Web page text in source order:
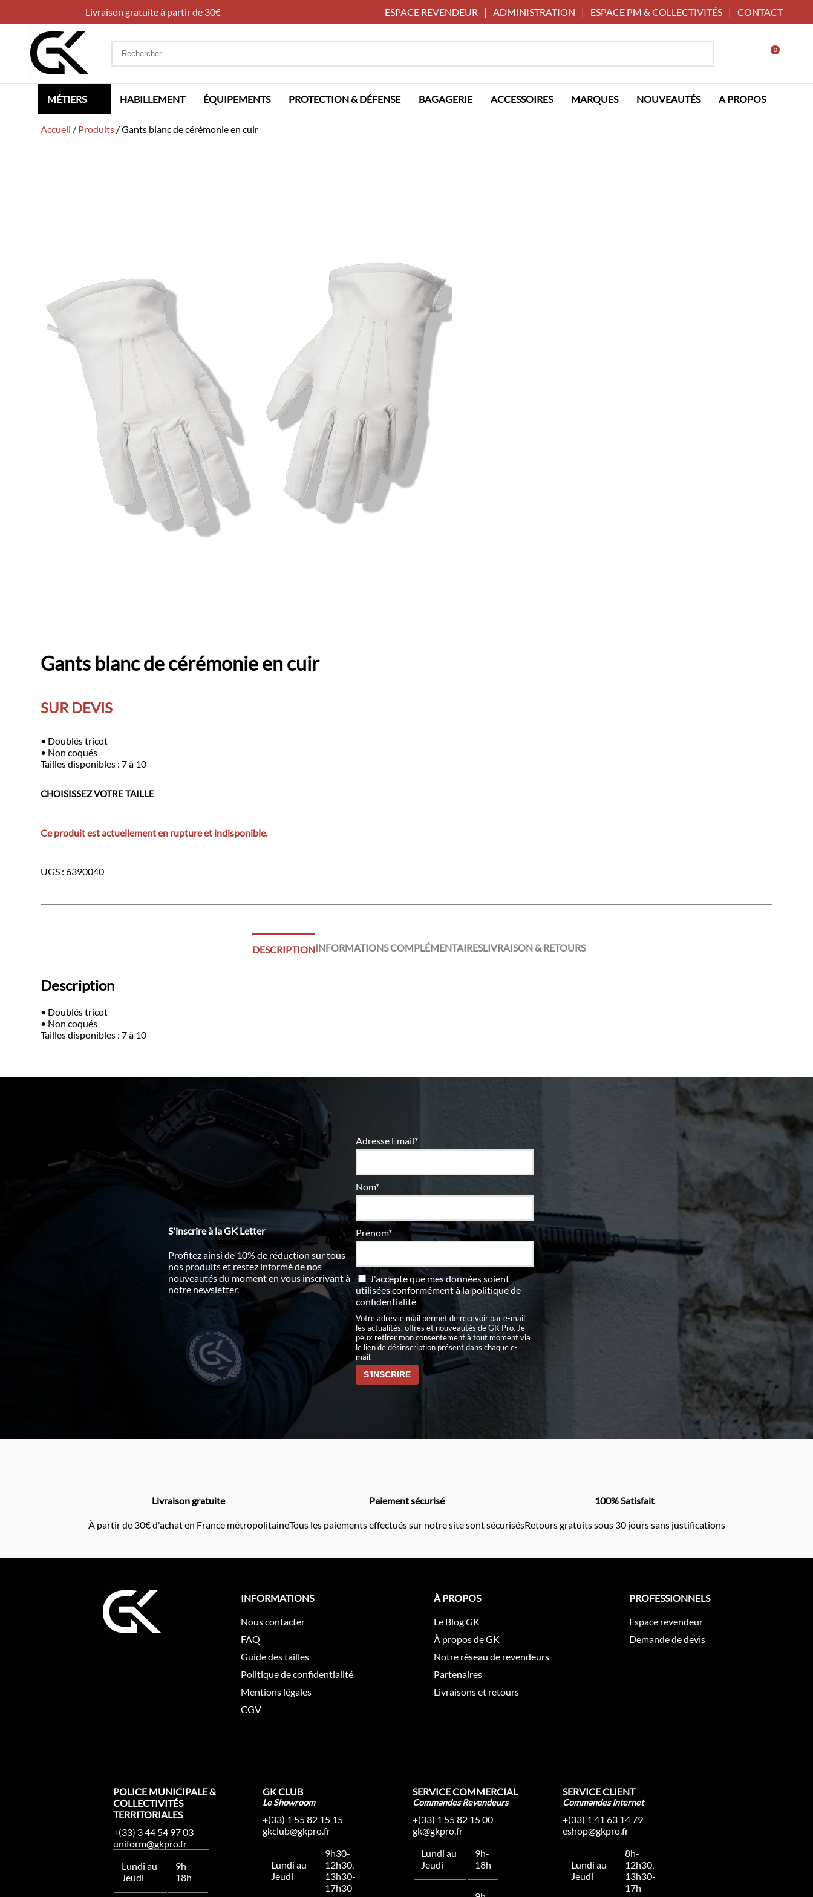
Livraison gratuite à partir de 30€ ESPACE REVENDEUR | ADMINISTRATION | ESPACE PM & COLLECTIVITÉS | CONTACT
Rechercher
0
MÉTIERS HABILLEMENT ÉQUIPEMENTS PROTECTION & DÉFENSE BAGAGERIE ACCESSOIRES MARQUES NOUVEAUTÉS A PROPOS
Accueil / Produits /Gants blanc de cérémonie en cuir
Gants blanc de cérémonie en cuir
SUR DEVIS
• Doublés tricot
• Non coqués
Tailles disponibles : 7 à 10
CHOISISSEZ VOTRE TAILLE
Ce produit est actuellement en rupture et indisponible.
UGS :6390040
DESCRIPTIONINFORMATIONS COMPLÉMENTAIRESLIVRAISON & RETOURS
Description
• Doublés tricot
• Non coqués
Tailles disponibles : 7 à 10
S'inscrire à la GK Letter
Profitez ainsi de 10% de réduction sur tous
nos produits et restez informé de nos
nouveautés du moment en vous inscrivant à
notre newsletter.
Adresse Email*
Nom*
Prénom*
J'accepte que mes données soient
utilisées conformément àla politique de
confidentialité
Votre adresse mail permet de recevoir par e-mail
les actualités, offres et nouveautés de GK Pro. Je
peux retirer mon consentement à tout moment via
le lien de désinscription présent dans chaque e-
mail.
Livraison gratuite
À partir de 30€ d'achat en France métropolitaine
Paiement sécurisé
Tous les paiements effectués sur notre site sont sécurisés
100% Satisfait
Retours gratuits sous 30 jours sans justifications
INFORMATIONS
Nous contacter
FAQ
Guide des tailles
Politique de confidentialité
Mentions légales
CGV
À PROPOS
Le Blog GK
À propos de GK
Notre réseau de revendeurs
Partenaires
Livraisons et retours
PROFESSIONNELS
Espace revendeur
Demande de devis
POLICE MUNICIPALE &
COLLECTIVITÉS
TERRITORIALES
+(33) 3 44 54 97 03
uniform@gkpro.fr
Lundi au
Jeudi
9h-
18h
GK CLUB
Le Showroom
+(33) 1 55 82 15 15
gkclub@gkpro.fr
Lundi au
Jeudi
9h30-
12h30,
13h30-
17h30
SERVICE COMMERCIAL
Commandes Revendeurs
+(33) 1 55 82 15 00
gk@gkpro.fr
Lundi au
Jeudi
9h-
18h
SERVICE CLIENT
Commandes Internet
+(33) 1 41 63 14 79
eshop@gkpro.fr
Lundi au
Jeudi
8h-
12h30,
13h30-
17h